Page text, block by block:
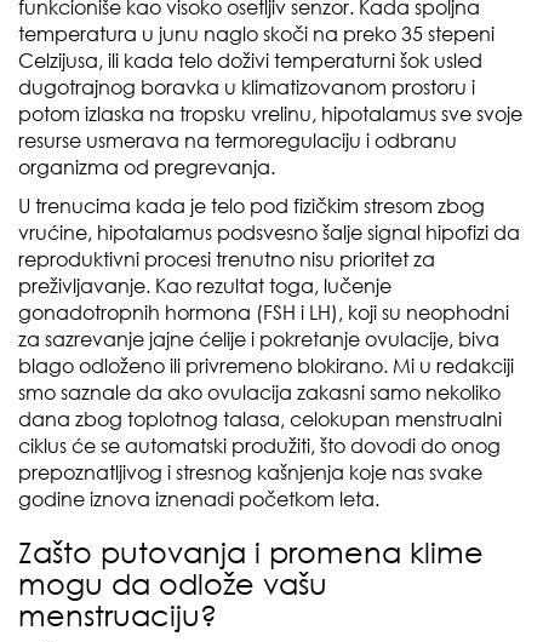
funkcioniše kao visoko osetljiv senzor. Kada spoljna
temperatura u junu naglo skoči na preko 35 stepeni
Celzijusa, ili kada telo doživi temperaturni šok usled
dugotrajnog boravka u klimatizovanom prostoru i
potom izlaska na tropsku vrelinu, hipotalamus sve svoje
resurse usmerava na termoregulaciju i odbranu
organizma od pregrevanja.
U trenucima kada je telo pod fizičkim stresom zbog
vrućine, hipotalamus podsvesno šalje signal hipofizi da
reproduktivni procesi trenutno nisu prioritet za
preživljavanje. Kao rezultat toga, lučenje
gonadotropnih hormona (FSH i LH), koji su neophodni
za sazrevanje jajne ćelije i pokretanje ovulacije, biva
blago odloženo ili privremeno blokirano. Mi u redakciji
smo saznale da ako ovulacija zakasni samo nekoliko
dana zbog toplotnog talasa, celokupan menstrualni
ciklus će se automatski produžiti, što dovodi do onog
prepoznatljivog i stresnog kašnjenja koje nas svake
godine iznova iznenadi početkom leta.
Zašto putovanja i promena klime
mogu da odlože vašu
menstruaciju?